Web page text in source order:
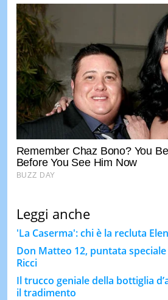
Leggi anche
'La Caserma': chi è la recluta
Don Matteo 12, puntata speciale
Ricci
Il trucco geniale della bottiglia
il tradimento